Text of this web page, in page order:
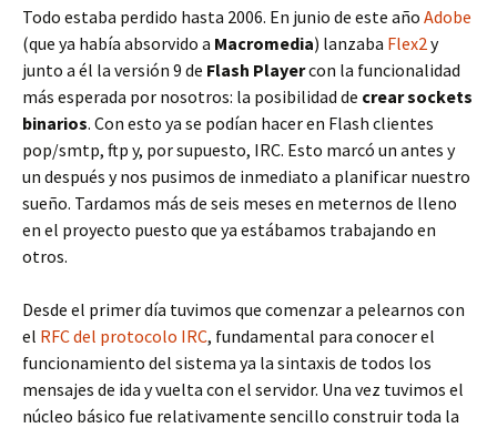
Todo estaba perdido hasta 2006. En junio de este año Adobe
(que ya había absorvido a Macromedia) lanzaba Flex2y
junto a él la versión 9 de Flash Playercon la funcionalidad
más esperada por nosotros: la posibilidad de crear sockets
binarios. Con esto ya se podían hacer en Flash clientes
pop/smtp, ftp y, por supuesto, IRC. Esto marcó un antes y
un después y nos pusimos de inmediato a planificar nuestro
sueño. Tardamos más de seis meses en meternos de lleno
en el proyecto puesto que ya estábamos trabajando en
otros.
Desde el primer día tuvimos que comenzar a pelearnos con
el RFC del protocolo IRC, fundamental para conocer el
funcionamiento del sistema ya la sintaxis de todos los
mensajes de ida y vuelta con el servidor. Una vez tuvimos el
núcleo básico fue relativamente sencillo construir toda la